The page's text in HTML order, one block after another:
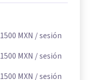
1500 MXN / sesión
1500 MXN / sesión
1500 MXN / sesión